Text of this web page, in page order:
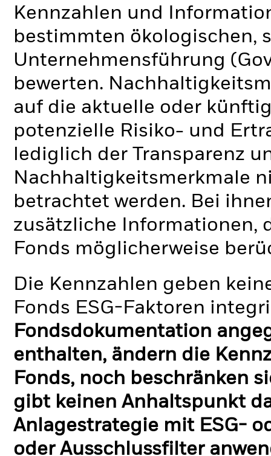
Kennzahlen und
bestimmten ökologischen,
Unternehmensführung
bewerten.
auf die aktuelle oder
potenzielle Risiko- und
lediglich der Transparenz
Nachhaltigkeitsmerkmale
betrachtet werden. Bei
zusätzliche Informationen,
Fonds möglicherweise
Die Kennzahlen geben
Fonds ESG-Faktoren
Fondsdokumentation
enthalten, ändern die
Fonds, noch beschränken
gibt keinen Anhaltspunkt
Anlagestrategie mit ESG-
oder Ausschlussfilter